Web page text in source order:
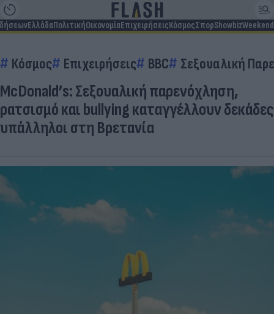
ΕλλάδαΠολιτικήΟικονομίαΕπιχειρήσειςΚόσμοςΣπορShowbizWeekend
Κόσμος Επιχειρήσεις BBC Σεξουαλική
McDonald’s: Σεξουαλική παρενόχληση,
ρατσισμό και bullying καταγγέλλουν δεκάδες
υπάλληλοι στη Βρετανία